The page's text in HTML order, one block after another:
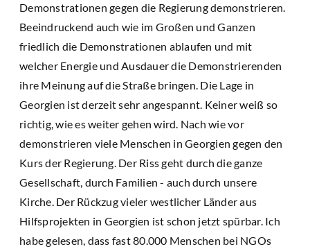
Demonstrationen gegen die Regierung demonstrieren.
Beeindruckend auch wie im Großen und Ganzen
friedlich die Demonstrationen ablaufen und mit
welcher Energie und Ausdauer die Demonstrierenden
ihre Meinung auf die Straße bringen. Die Lage in
Georgien ist derzeit sehr angespannt. Keiner weiß so
richtig, wie es weiter gehen wird. Nach wie vor
demonstrieren viele Menschen in Georgien gegen den
Kurs der Regierung. Der Riss geht durch die ganze
Gesellschaft, durch Familien - auch durch unsere
Kirche. Der Rückzug vieler westlicher Länder aus
Hilfsprojekten in Georgien ist schon jetzt spürbar. Ich
habe gelesen, dass fast 80.000 Menschen bei NGOs